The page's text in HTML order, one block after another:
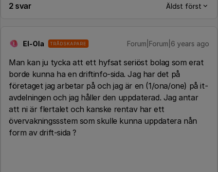
2 svar Äldst först
E El-Ola TRÅDSKAPARE Forum|Forum|6 years ago
Man kan ju tycka att ett hyfsat seriöst bolag som erat
borde kunna ha en driftinfo-sida. Jag har det på
företaget jag arbetar på och jag är en (1/ona/one) på it-
avdelningen och jag håller den uppdaterad. Jag antar
att ni är flertalet och kanske rentav har ett
övervakningssstem som skulle kunna uppdatera nån
form av drift-sida ?